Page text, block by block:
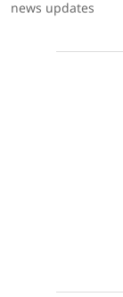
news updates